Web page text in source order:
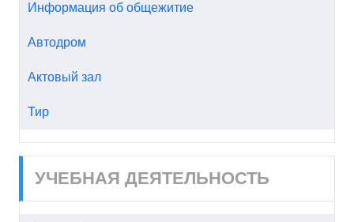
Информация об общежитие
Автодром
Актовый зал
Тир
УЧЕБНАЯ ДЕЯТЕЛЬНОСТЬ